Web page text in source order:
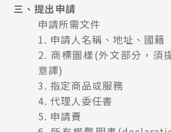
三、提出申請
申請所需文件
1. 申請人名稱、地址、國籍
2. 商標圖樣(外文部分，須
意譯)
3. 指定商品或服務
4. 代理人委任書
5. 申請費